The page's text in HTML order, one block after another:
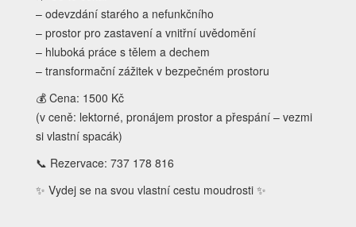
– odevzdání starého a nefunkčního
– prostor pro zastavení a vnitřní uvědomění
– hluboká práce s tělem a dechem
– transformační zážitek v bezpečném prostoru
💰 Cena: 1500 Kč
(v ceně: lektorné, pronájem prostor a přespání – vezmi
si vlastní spacák)
📞 Rezervace: 737 178 816
✨ Vydej se na svou vlastní cestu moudrosti ✨